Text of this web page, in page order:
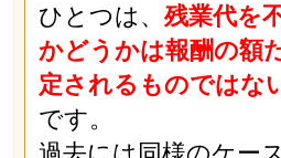
ひとつは、残業代を
かどうかは報酬の額
定されるものではな
です。